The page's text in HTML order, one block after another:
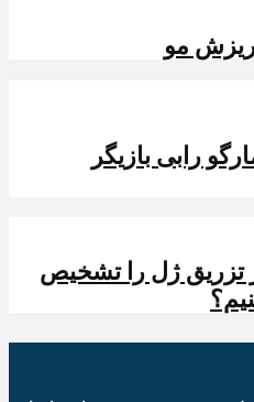
ریزش مو
رابی بازیگر
تزریق ژل را تشخیص